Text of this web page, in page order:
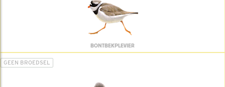
BONTBEKPLEVIER
GEEN BROEDSEL